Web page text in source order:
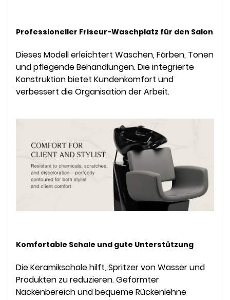
Professioneller Friseur-Waschplatz für den Salon
Dieses Modell erleichtert Waschen, Färben, Tonen
und pflegende Behandlungen. Die integrierte
Konstruktion bietet Kundenkomfort und
verbessert die Organisation der Arbeit.
Komfortable Schale und gute Unterstützung
Die Keramikschale hilft, Spritzer von Wasser und
Produkten zu reduzieren. Geformter
Nackenbereich und bequeme Rückenlehne